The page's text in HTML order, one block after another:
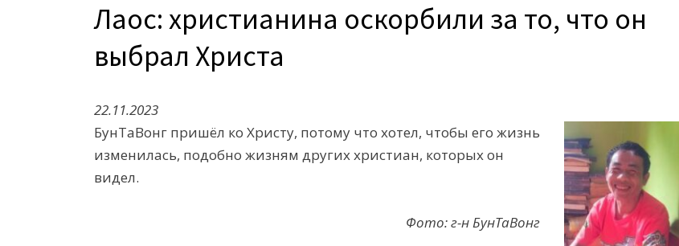
Лаос: христианина оскорбили за то, что он
выбрал Христа
22.11.2023
БунТаВонг пришёл ко Христу, потому что хотел, чтобы его жизнь
изменилась, подобно жизням других христиан, которых он
видел.
Фото: г-н БунТаВонг